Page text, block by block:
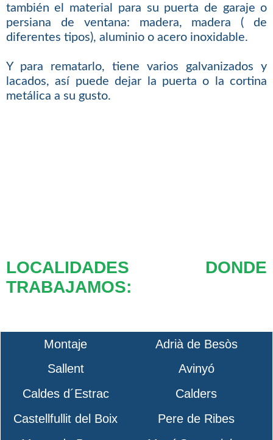
también el material para su puerta de garaje o
persiana de ventana: madera, madera ( de
diferentes tipos), aluminio o acero inoxidable.
Y para rematarlo, tiene varios galvanizados y
lacados, así puede dejar la puerta o la cortina
metálica a su gusto.
LOCALIDADES DONDE
TRABAJAMOS:
Montaje
Adrià de Besòs
Sallent
Avinyó
Caldes d´Estrac
Calders
Castellfullit del Boix
Pere de Ribes